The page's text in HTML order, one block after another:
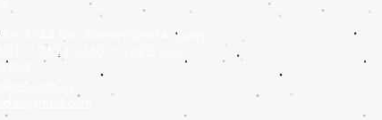
3544 bis, Montevideo-Uruguay
/ 2624-2460 / 2622-1041